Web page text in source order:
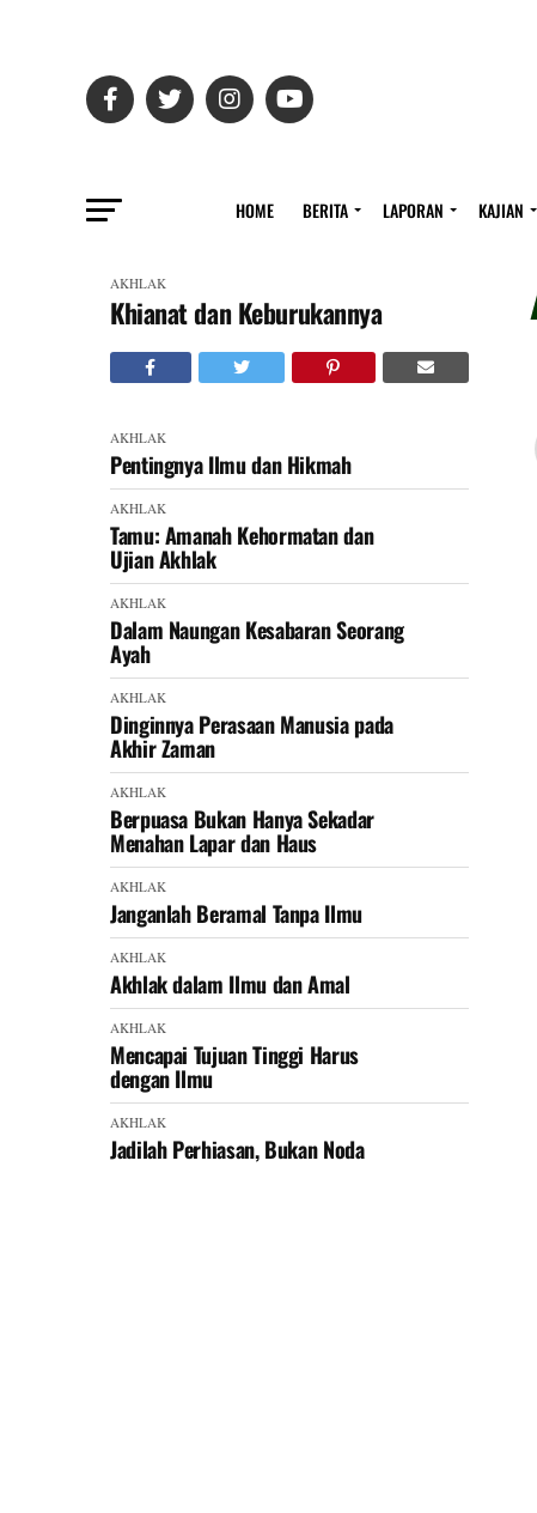
HOME BERITA LAPORAN KAJIAN
AKHLAK
Khianat dan Keburukannya
AKHLAK
Pentingnya Ilmu dan Hikmah
AKHLAK
Tamu: Amanah Kehormatan dan
Ujian Akhlak
AKHLAK
Dalam Naungan Kesabaran Seorang
Ayah
AKHLAK
Dinginnya Perasaan Manusia pada
Akhir Zaman
AKHLAK
Berpuasa Bukan Hanya Sekadar
Menahan Lapar dan Haus
AKHLAK
Janganlah Beramal Tanpa Ilmu
AKHLAK
Akhlak dalam Ilmu dan Amal
AKHLAK
Mencapai Tujuan Tinggi Harus
dengan Ilmu
AKHLAK
Jadilah Perhiasan, Bukan Noda